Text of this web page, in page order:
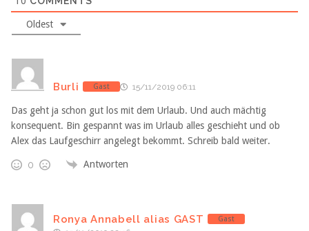
Oldest
Burli Gast 15/11/2019 06:11
Das geht ja schon gut los mit dem Urlaub. Und auch mächtig
konsequent. Bin gespannt was im Urlaub alles geschieht und ob
Alex das Laufgeschirr angelegt bekommt. Schreib bald weiter.
0 Antworten
Ronya Annabell alias GAST Gast